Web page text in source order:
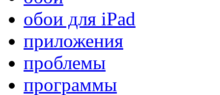
обои для iPad
приложения
проблемы
программы